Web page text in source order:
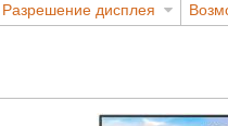
Разрешение дисплея